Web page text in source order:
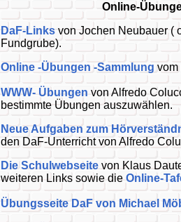
Online-
DaF-Links von Jochen Neubauer (
Fundgrube).
Online -Übungen -Sammlung
WWW- Übungen von Alfredo
bestimmte Übungen auszuwählen.
Neue Aufgaben zum
den DaF-Unterricht von Alfredo
Die Schulwebseite von Klaus
weiteren Links sowie die Online-
Übungsseite DaF von Michael